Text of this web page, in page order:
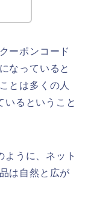
ーポンコード
なっていると
とは多くの人
いるということ
うに、ネット
は自然と広が